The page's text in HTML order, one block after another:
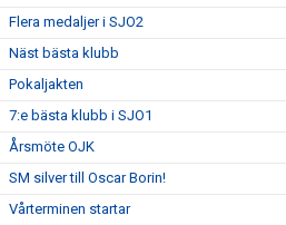
Flera medaljer i SJO2
Näst bästa klubb
Pokaljakten
7:e bästa klubb i SJO1
Årsmöte OJK
SM silver till Oscar Borin!
Vårterminen startar